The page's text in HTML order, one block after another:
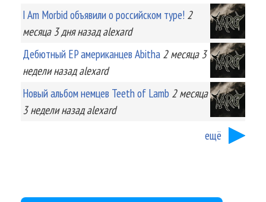
I Am Morbid объявили о российском туре! 2
месяца 3 дняназад alexard
Дебютный EP американцев Abitha 2 месяца 3
неделиназад alexard
Новый альбом немцев Teeth of Lamb 2 месяца
3 неделиназад alexard
ещё